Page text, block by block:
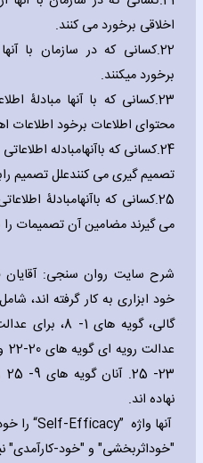
اخلاقی برخورد می کنند.
22.کسانی که در سازمان با
برخورد میکنند.
23.کسانی که با آنها مبادلۀ
محتوای اطلاعات برخود اطلاعات
24.کسانی که باآنهامبادله
تصمیم گیری می کنندعلل تصمیم
25.کسانی که باآنهامبادلۀ
می گیرند مضامین آن تصمیمات
شرح سایت روان سنجی: آقایان
خود ابزاری به کار گرفته اند،
نهاده اند.
آنها واژه “Self-Efficacy” را
"خوداثربخشی" و "خود-کارآمدی"